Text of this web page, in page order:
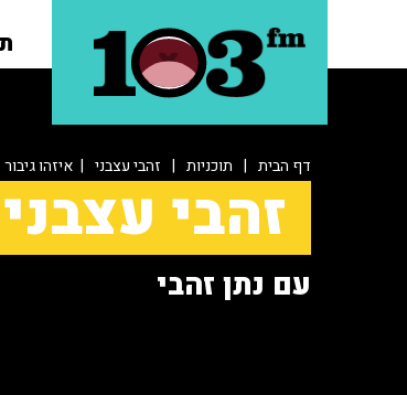
דף הבית | תוכניות | זהבי עצבני | איזהו גיבור
זהבי עצבני
עם נתן זהבי